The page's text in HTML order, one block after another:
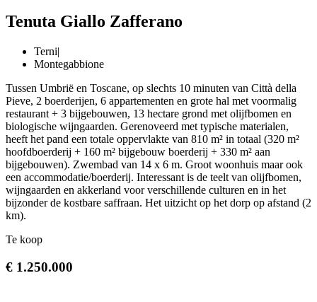
Tenuta Giallo Zafferano
Terni|
Montegabbione
Tussen Umbrië en Toscane, op slechts 10 minuten van Città della
Pieve, 2 boerderijen, 6 appartementen en grote hal met voormalig
restaurant + 3 bijgebouwen, 13 hectare grond met olijfbomen en
biologische wijngaarden. Gerenoveerd met typische materialen,
heeft het pand een totale oppervlakte van 810 m² in totaal (320 m²
hoofdboerderij + 160 m² bijgebouw boerderij + 330 m² aan
bijgebouwen). Zwembad van 14 x 6 m. Groot woonhuis maar ook
een accommodatie/boerderij. Interessant is de teelt van olijfbomen,
wijngaarden en akkerland voor verschillende culturen en in het
bijzonder de kostbare saffraan. Het uitzicht op het dorp op afstand (2
km).
Te koop
€ 1.250.000